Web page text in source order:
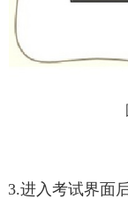
3.进入考试界面